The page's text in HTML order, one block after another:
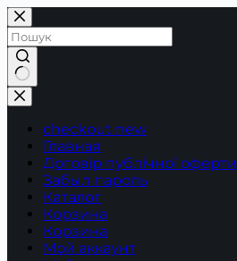
Перейти
до
вмісту
Немає
результатів
checkout new
Главная
Договір публічної оферти
Забыл пароль
Каталог
Корзина
Корзина
Мой аккаунт